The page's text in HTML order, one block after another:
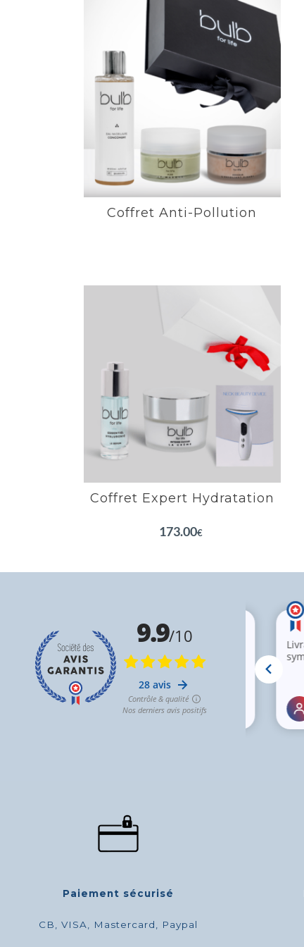
Coffret Anti-Pollution
Coffret Anti-Pollution
Purifie en douceur
Affine le grain de peau
Exfolie en douceur
EN SAVOIR PLUS
Coffret Expert Hydratation
173.00€
Booste l’hydratation en profondeur
Repulpe et restaure l’élasticité de la peau
Lisse et comble les rides
EN SAVOIR PLUS
Paiement sécurisé
CB, VISA, Mastercard, Paypal